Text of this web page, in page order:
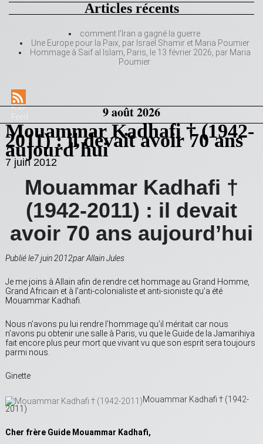
Articles récents
comment l’Iran a gagné la guerre
Une Europe pour la Paix, par Israël Shamir et Maria Poumier
Hommage à Saif al Islam, Paris, le 13 février 2026, par Maria
Poumier
RSS
Feed
9 août 2026
Mouammar Kadhafi † (1942-
2011) : il devait avoir 70 ans
aujourd’hui
7 juin 2012
Mouammar Kadhafi †
(1942-2011) : il devait
avoir 70 ans aujourd’hui
Publié le7 juin 2012par Allain Jules
Je me joins à Allain afin de rendre cet hommage au Grand Homme,
Grand Africain et à l’anti-colonialiste et anti-sioniste qu’a été
Mouammar Kadhafi.
Nous n’avons pu lui rendre l’hommage qu’il méritait car nous
n’avons pu obtenir une salle à Paris, vu que le Guide de la Jamarihiya
fait encore plus peur mort que vivant vu que son esprit sera toujours
parmi nous.
Ginette
Mouammar Kadhafi † (1942-
2011)
Cher frère Guide Mouammar Kadhafi,